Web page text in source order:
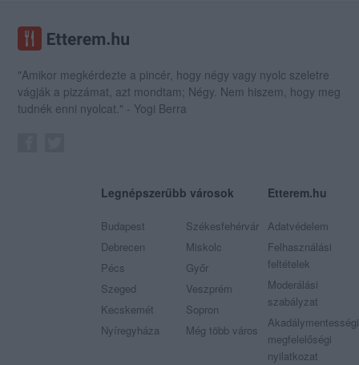
"Amikor megkérdezte a pincér, hogy négy vagy nyolc szeletre
vágják a pizzámat, azt mondtam; Négy. Nem hiszem, hogy meg
tudnék enni nyolcat." - Yogi Berra
Legnépszerűbb városok
Budapest
Debrecen
Pécs
Szeged
Kecskemét
Nyíregyháza
Székesfehérvár
Miskolc
Győr
Veszprém
Sopron
Még több város
Etterem.hu
Adatvédelem
Felhasználási
feltételek
Moderálási
szabályzat
Akadálymentességi
megfelelőségi
nyilatkozat